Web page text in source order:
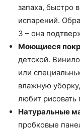
запаха, быстро
испарений.
3 – она
Моющиеся
детской.
или
влажную
любит рисовать
Натуральные
пробковые